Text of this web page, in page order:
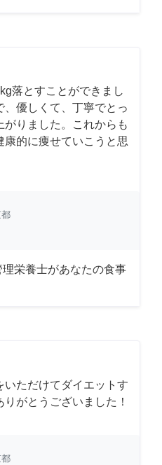
落とすことができまし
優しくて、丁寧でとっ
りました。これからも
的に痩せていこうと思
栄養士があなたの食事
ただけてダイエットす
がとうございました！